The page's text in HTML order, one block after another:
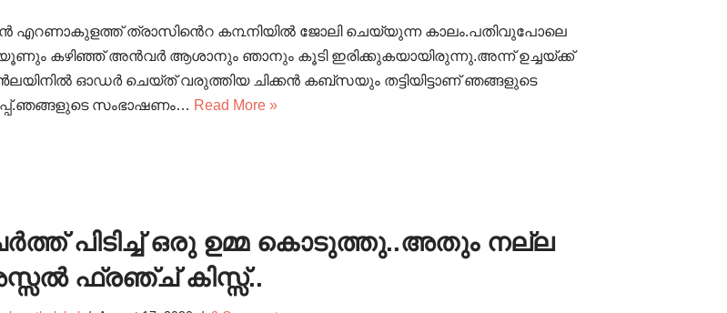
എറണാകുളത്ത് ത്രാസിൻെറ ക൩നിയിൽ ജോലി ചെയ്യുന്ന കാലം.പതിവുപോലെ
കഴിഞ്ഞ് അൻവർ ആശാനും ഞാനും കൂടി ഇരിക്കുകയായിരുന്നു.അന്ന് ഉച്ചയ്ക്ക്
ഓഡർ ചെയ്ത് വരുത്തിയ ചിക്കൻ കബ്സയും തട്ടിയിട്ടാണ് ഞങ്ങളുടെ
സംഭാഷണം… Read More »
പിടിച്ച് ഒരു ഉമ്മ കൊടുത്തു..അതും നല്ല
ഫ്രഞ്ച് കിസ്സ്..